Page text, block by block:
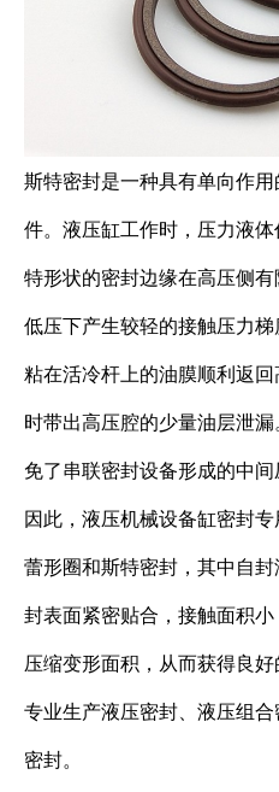
斯特密封是一种具有单向作
件。液压缸工作时，压力液
特形状的密封边缘在高压侧
低压下产生较轻的接触压力
粘在活冷杆上的油膜顺利返
时带出高压腔的少量油层泄
免了串联密封设备形成的中间
因此，液压机械设备缸密封专
蕾形圈和斯特密封，其中自
封表面紧密贴合，接触面积
压缩变形面积，从而获得良
专业生产液压密封、液压组
密封。